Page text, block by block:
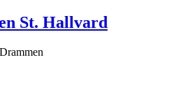
St. Hallvard